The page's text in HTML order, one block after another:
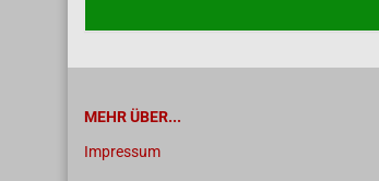
MEHR ÜBER...
Impressum